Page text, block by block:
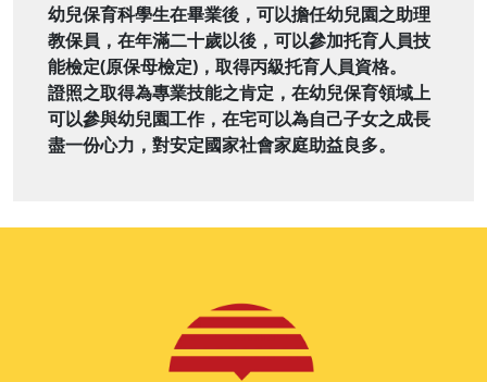
幼兒保育科學生在畢業後，可以擔任幼兒園之助理
教保員，在年滿二十歲以後，可以參加托育人員技
能檢定(原保母檢定)，取得丙級托育人員資格。
證照之取得為專業技能之肯定，在幼兒保育領域上
可以參與幼兒園工作，在宅可以為自己子女之成長
盡一份心力，對安定國家社會家庭助益良多。